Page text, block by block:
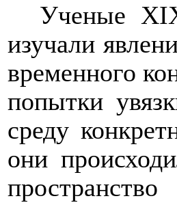
Ученые
изучали
временного
попытки
среду
они